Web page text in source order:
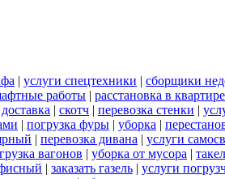
| услуги спецтехники | сборщики
работы | расстановка в квартире
доставка | скотч | перевозка стенки |
| погрузка фуры | уборка |
| перевозка дивана | услуги
вагонов | уборка от мусора |
| заказать газель | услуги